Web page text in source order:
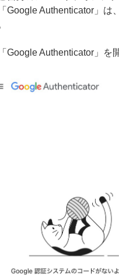
Google Authenticator」は
Google Authenticator」を